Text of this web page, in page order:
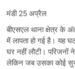
मंडी 25 अप्रैल
बीएसएल थाना क्षेत्र के
में लापता हो गई है। यह
घर नहीं लौटी। परिजनों
लेकिन जब उसका कोई